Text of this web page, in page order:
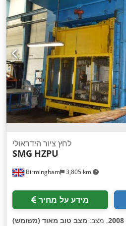
Birmingham 3,805 km
לחץ ציור הידראולי
SMG HZPU
מידע על מחיר
2008, מצב: מצב טוב מאוד (משומש)